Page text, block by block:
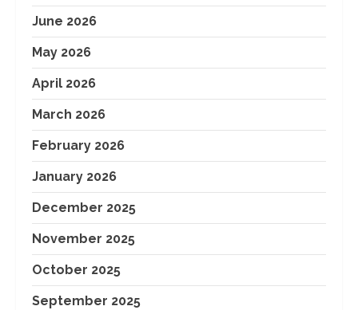
June 2026
May 2026
April 2026
March 2026
February 2026
January 2026
December 2025
November 2025
October 2025
September 2025